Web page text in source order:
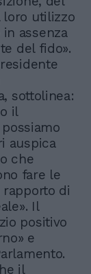
loro utilizzo
assenza
del fido».
sottolinea:
il
auspica
che
fare le
di
Il
positivo
e
il